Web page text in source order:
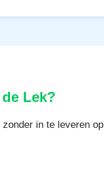
Lek?
in te leveren op